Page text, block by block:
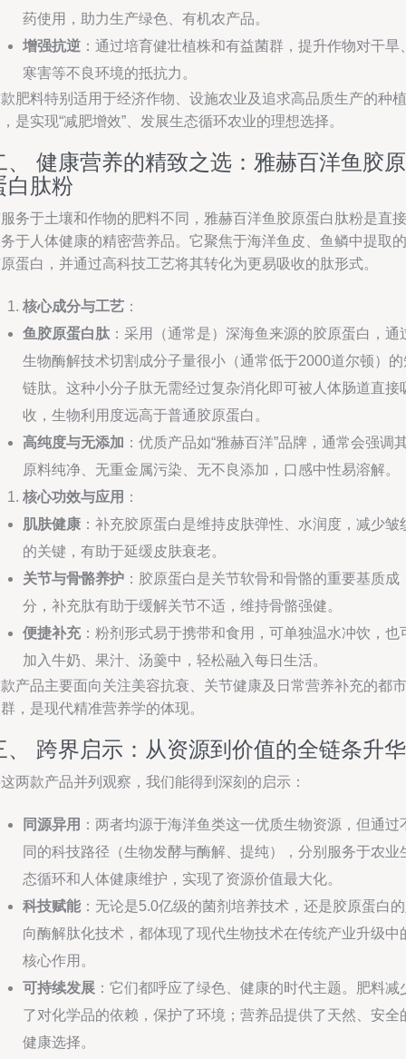
药使用，助力生产绿色、有机农产品。
增强抗逆 ：通过培育健壮植株和有益菌群，提升作物对干旱
寒害等不良环境的抵抗力。
肥料特别适用于经济作物、设施农业及追求高品质生产的种植
是实现“减肥增效”、发展生态循环农业的理想选择。
、 健康营养的精致之选：雅赫百洋鱼胶原
白肽粉
务于土壤和作物的肥料不同，雅赫百洋鱼胶原蛋白肽粉是直接
于人体健康的精密营养品。它聚焦于海洋鱼皮、鱼鳞中提取的
蛋白，并通过高科技工艺将其转化为更易吸收的肽形式。
核心成分与工艺 ：
鱼胶原蛋白肽 ：采用（通常是）深海鱼来源的胶原蛋白，通
生物酶解技术切割成分子量很小（通常低于2000道尔顿）的
链肽。这种小分子肽无需经过复杂消化即可被人体肠道直接
收，生物利用度远高于普通胶原蛋白。
高纯度与无添加 ：优质产品如“雅赫百洋”品牌，通常会强调
原料纯净、无重金属污染、无不良添加，口感中性易溶解。
核心功效与应用 ：
肌肤健康 ：补充胶原蛋白是维持皮肤弹性、水润度，减少皱
的关键，有助于延缓皮肤衰老。
关节与骨骼养护 ：胶原蛋白是关节软骨和骨骼的重要基质成
分，补充肽有助于缓解关节不适，维持骨骼强健。
便捷补充：粉剂形式易于携带和食用，可单独温水冲饮，也
加入牛奶、果汁、汤羹中，轻松融入每日生活。
产品主要面向关注美容抗衰、关节健康及日常营养补充的都市
，是现代精准营养学的体现。
、 跨界启示：从资源到价值的全链条升华
两款产品并列观察，我们能得到深刻的启示：
同源异用 ：两者均源于海洋鱼类这一优质生物资源，但通过
同的科技路径（生物发酵与酶解、提纯），分别服务于农业
态循环和人体健康维护，实现了资源价值最大化。
科技赋能：无论是5.0亿级的菌剂培养技术，还是胶原蛋白
向酶解肽化技术，都体现了现代生物技术在传统产业升级中
核心作用。
可持续发展 ：它们都呼应了绿色、健康的时代主题。肥料减
了对化学品的依赖，保护了环境；营养品提供了天然、安全
健康选择。